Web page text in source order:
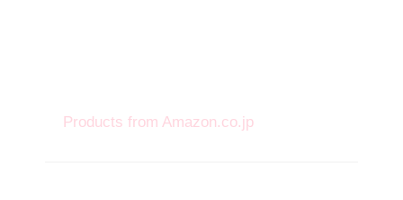
Products from Amazon.co.jp